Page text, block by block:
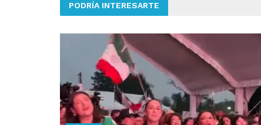
PODRÍA INTERESARTE